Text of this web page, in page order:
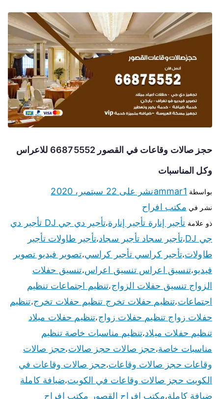
حجز صالات وقاعات في القصور 66875552 للاعراس
وكل المناسبات
بواسطة ammar1نشر على 22 سبتمبر، 2020
نشر في مكتب افراح
ذو علامة تأجير إنارة تأجير إنارة،
تأجير دي جي DJ تأجير دي
جي DJ
،تأجير سجاد تأجير سجاد،تأجير طاولات تأجير
طاولات،تأجير كراسي تأجير كراسي،تصوير فيديو تصوير
فيديو،تنسيق اعراس تنسيق اعراس،تنسيق حفلات
الزواج تنسيق حفلات الزواج،تنظيم اجتماعات تنظيم
اجتماعات،تنظيم حفلات تخرج تنظيم حفلات تخرج،تنظيم
حفلات زواج تنظيم حفلات زواج،تنظيم حفلات ميلاد
تنظيم حفلات ميلاد،تنظيم مناسبات خاصة تنظيم
مناسبات خاصة،حجز صالات حجز صالات،حجز صالات
وقاعات حجز صالات وقاعات،حجز صالات وقاعات في
الكويت حجز صالات وقاعات في الكويت،ضيافة كاملة
ضيافة كاملة،مكتب افراح القصور مكتب افراح